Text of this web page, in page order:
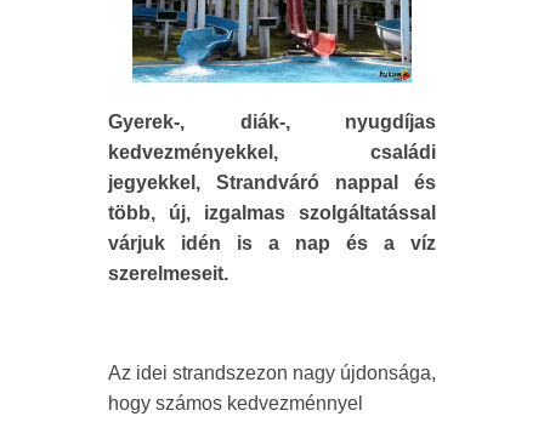
Gyerek-, diák-, nyugdíjas
kedvezményekkel, családi
jegyekkel, Strandváró nappal és
több, új, izgalmas szolgáltatással
várjuk idén is a nap és a víz
szerelmeseit.
Az idei strandszezon nagy újdonsága,
hogy számos kedvezménnyel